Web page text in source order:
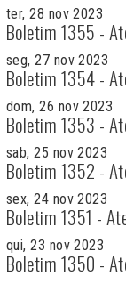
ter, 28 nov 2023
Boletim 1355 -
seg, 27 nov 2023
Boletim 1354 -
dom, 26 nov 2023
Boletim 1353 -
sab, 25 nov 2023
Boletim 1352 -
sex, 24 nov 2023
Boletim 1351 -
qui, 23 nov 2023
Boletim 1350 -